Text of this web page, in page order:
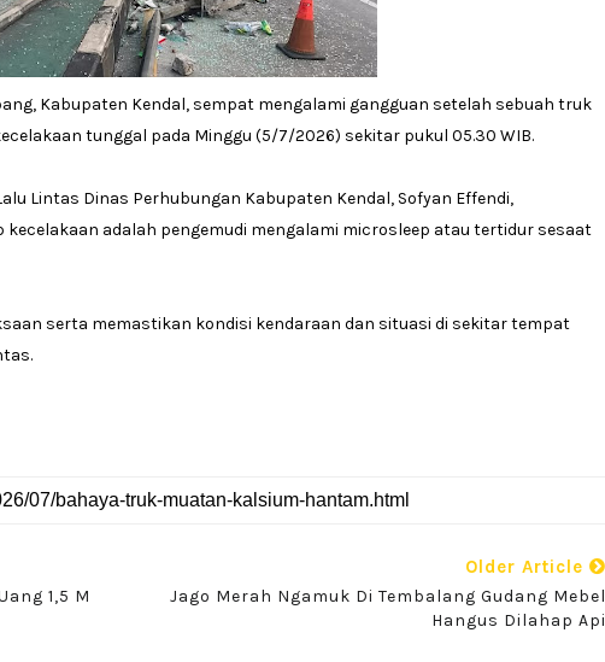
Kabupaten Kendal, sempat mengalami gangguan setelah sebuah truk
tunggal pada Minggu (5/7/2026) sekitar pukul 05.30 WIB.
Lintas Dinas Perhubungan Kabupaten Kendal, Sofyan Effendi,
adalah pengemudi mengalami microsleep atau tertidur sesaat
serta memastikan kondisi kendaraan dan situasi di sekitar tempat
1,5 M
Older Article
Jago Merah Ngamuk Di Tembalang Gudang Mebel
Hangus Dilahap Api